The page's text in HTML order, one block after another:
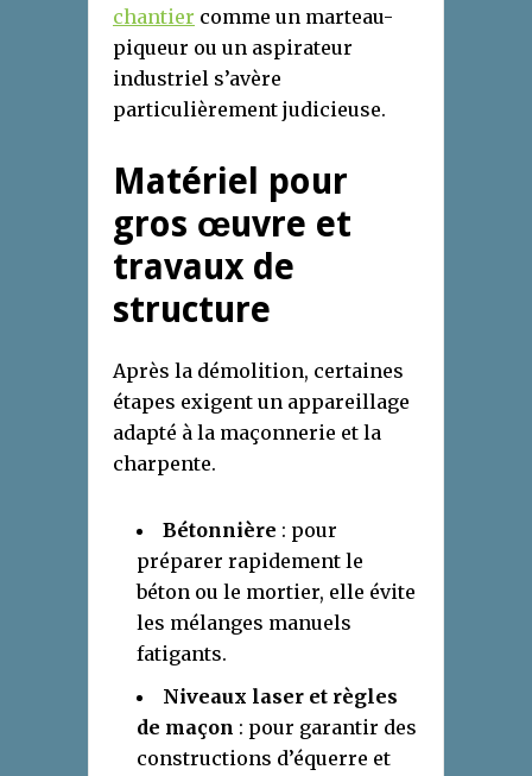
chantier comme un marteau-
piqueur ou un aspirateur
industriel s’avère
particulièrement judicieuse.
Matériel pour
gros œuvre et
travaux de
structure
Après la démolition, certaines
étapes exigent un appareillage
adapté à la maçonnerie et la
charpente.
Bétonnière : pour
préparer rapidement le
béton ou le mortier, elle évite
les mélanges manuels
fatigants.
Niveaux laser et règles
de maçon : pour garantir des
constructions d’équerre et